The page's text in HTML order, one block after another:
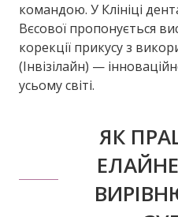
командою. У Клініці
Вєсової пропонується
корекції прикусу з
(Iнвізілайн) —
усьому світі.
ЯК